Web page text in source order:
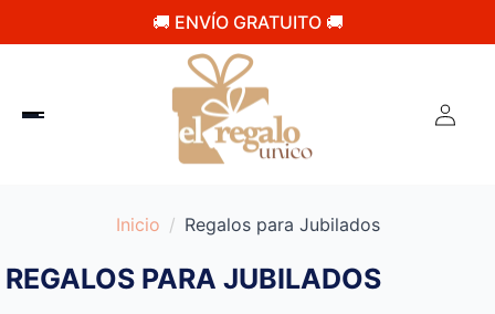
🚚 ENVÍO GRATUITO 🚚
Inicio Regalos para Jubilados​
REGALOS PARA JUBILADOS​